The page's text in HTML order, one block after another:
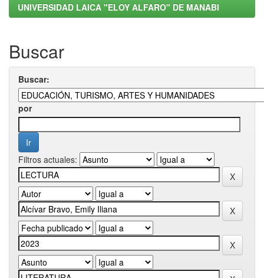
UNIVERSIDAD LAICA "ELOY ALFARO" DE MANABI
Buscar
Buscar:
por
Filtros actuales: